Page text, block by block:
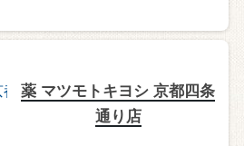
薬 マツモトキヨシ 京都四条
通り店